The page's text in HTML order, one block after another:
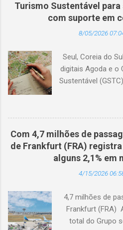
Turismo Sustentável para
com suporte em
8/05/2026
Seul, Coreia do
digitais Agoda e o
Sustentável
para a Coreia
em coreano.
surge no momento
seu primeiro
de 3.000
continuidade
profissionais da
sobre turismo
Padrão
lançamento,
Com 4,7 milhões de
de Frankfurt (FRA)
alguns 2,1% em
4/15/2026
4,7 milhões de
Frankfurt (FRA)
total do Grupo